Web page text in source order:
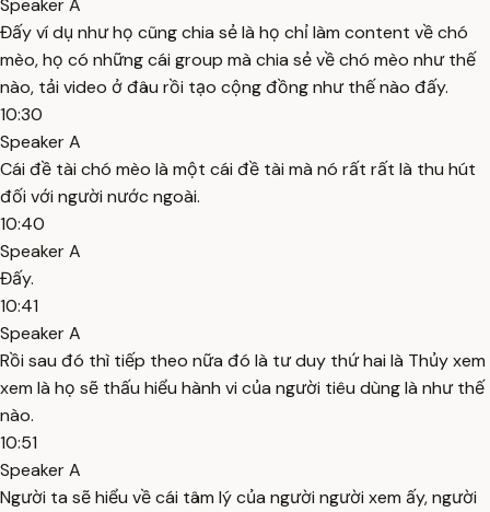
Speaker A
Đấy ví dụ như họ cũng chia sẻ là họ chỉ làm content về chó
mèo, họ có những cái group mà chia sẻ về chó mèo như thế
nào, tải video ở đâu rồi tạo cộng đồng như thế nào đấy.
10:30
Speaker A
Cái đề tài chó mèo là một cái đề tài mà nó rất rất là thu hút
đối với người nước ngoài.
10:40
Speaker A
Đấy.
10:41
Speaker A
Rồi sau đó thì tiếp theo nữa đó là tư duy thứ hai là Thủy xem
xem là họ sẽ thấu hiểu hành vi của người tiêu dùng là như thế
nào.
10:51
Speaker A
Người ta sẽ hiểu về cái tâm lý của người người xem ấy, người